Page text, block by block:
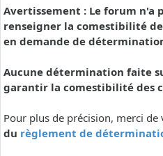
Avertissement : Le forum n'a
renseigner la comestibilité
en demande de
Aucune détermination faite
garantir la comestibilité des
Pour plus de précision, merci de
du règlement de